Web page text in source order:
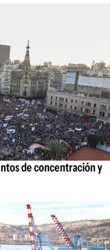
de concentración y